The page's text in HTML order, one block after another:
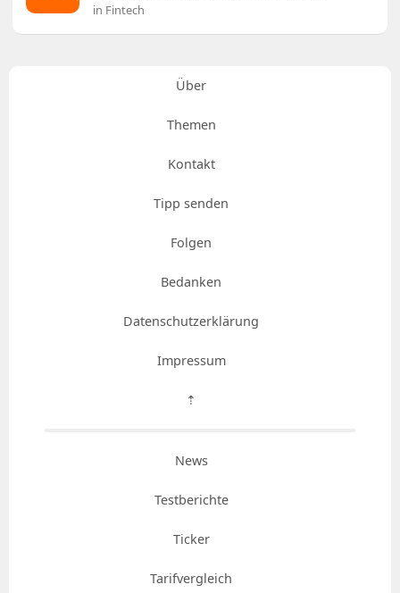
in Fintech
Über
Themen
Kontakt
Tipp senden
Folgen
Bedanken
Datenschutzerklärung
Impressum
⇡
News
Testberichte
Ticker
Tarifvergleich